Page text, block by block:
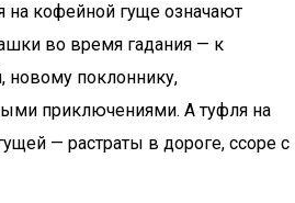
на кофейной гуще означают
во время гадания — к
новому поклоннику,
приключениями. А туфля на
— растраты в дороге, ссоре с